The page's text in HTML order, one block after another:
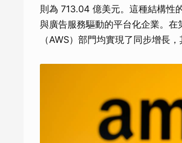
則為 713.04 億美元。這種結構性
與廣告服務驅動的平台化企業。
（AWS）部門均實現了同步增長